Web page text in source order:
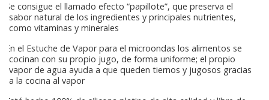
Se consigue el llamado efecto “papillote”, que preserva el
sabor natural de los ingredientes y principales nutrientes,
como vitaminas y minerales
En el Estuche de Vapor para el microondas los alimentos se
cocinan con su propio jugo, de forma uniforme; el propio
vapor de agua ayuda a que queden tiernos y jugosos gracias
a la cocina al vapor